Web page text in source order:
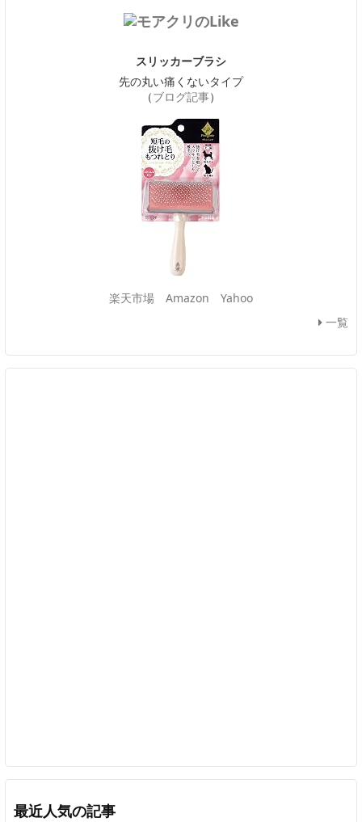
スリッカーブラシ
先の丸い痛くないタイプ
（ブログ記事）
楽天市場 Amazon
Yahoo
一覧
最近人気の記事